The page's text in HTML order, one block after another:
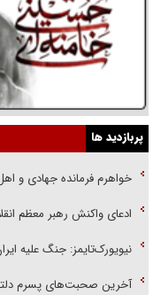
پربازدید ها
خواهرم فرمانده جهادی و
ادعای واکنش رهبر معظم
نیویورک‌تایمز: جنگ علیه
آخرین صحبت‌های پسرم